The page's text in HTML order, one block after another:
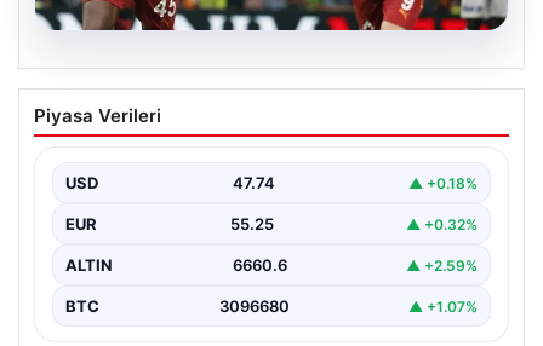
06.08.2026
Osimhen’den Icardi tepkisi! Yönetimin o
teklifini reddetti
Piyasa Verileri
USD 47.74 ▲ +0.18%
EUR 55.25 ▲ +0.32%
ALTIN 6660.6 ▲ +2.59%
BTC 3096680 ▲ +1.07%